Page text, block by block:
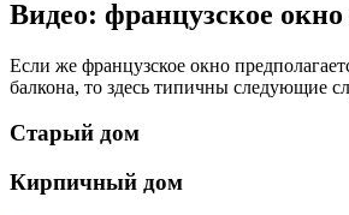
Видео: французское окно
Если же французское окно
балкона, то здесь типичны следующие
Старый дом
Кирпичный дом